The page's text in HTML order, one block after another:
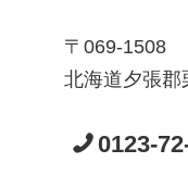
069-1508
北海道夕張郡
0123-